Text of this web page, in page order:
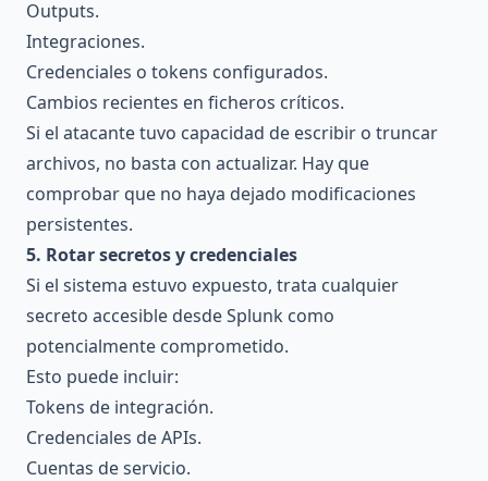
Outputs.
Integraciones.
Credenciales o tokens configurados.
Cambios recientes en ficheros críticos.
Si el atacante tuvo capacidad de escribir o truncar
archivos, no basta con actualizar. Hay que
comprobar que no haya dejado modificaciones
persistentes.
5. Rotar secretos y credenciales
Si el sistema estuvo expuesto, trata cualquier
secreto accesible desde Splunk como
potencialmente comprometido.
Esto puede incluir:
Tokens de integración.
Credenciales de APIs.
Cuentas de servicio.